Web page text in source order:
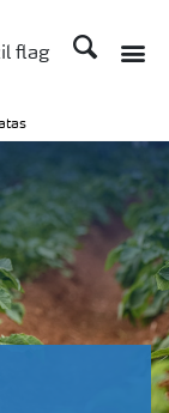
Busca